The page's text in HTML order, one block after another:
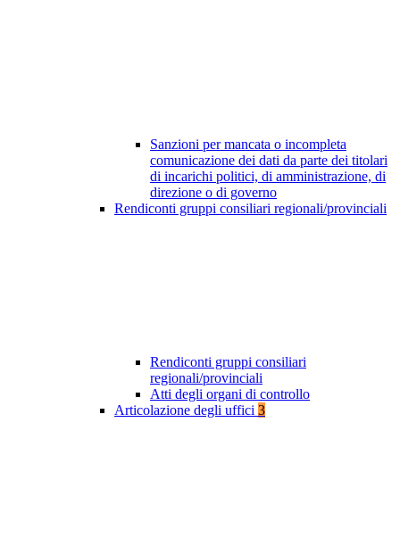
Sanzioni per mancata o incompleta
comunicazione dei dati da parte dei titolari
di incarichi politici, di amministrazione, di
direzione o di governo
Rendiconti gruppi consiliari regionali/provinciali
Rendiconti gruppi consiliari
regionali/provinciali
Atti degli organi di controllo
Articolazione degli uffici 3